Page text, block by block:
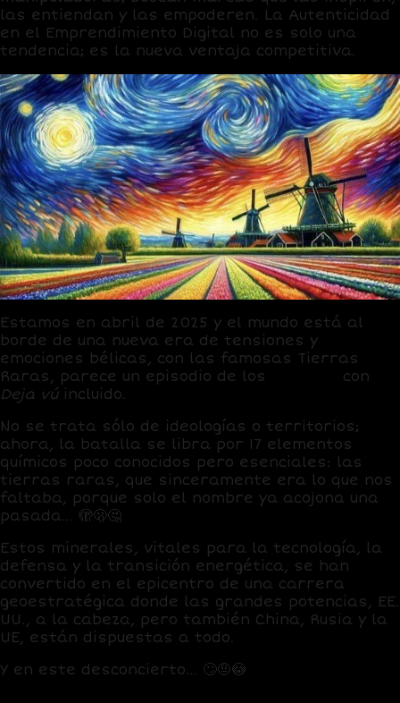
las entiendan y las empoderen. La Autenticidad
en el Emprendimiento Digital no es solo una
tendencia; es la nueva ventaja competitiva.
Estamos en abril de 2025 y el mundo está al
borde de una nueva era de tensiones y
emociones bélicas, con las famosas Tierras
Raras, parece un episodio de los
con
Deja vúincluido.
No se trata sólo de ideologías o territorios;
ahora, la batalla se libra por 17 elementos
químicos poco conocidos pero esenciales: las
tierras raras , que sinceramente era lo que nos
faltaba, porque solo el nombre ya acojona una
pasada… 🫣🫢🤔
Estos minerales, vitales para la tecnología, la
defensa y la transición energética, se han
convertido en el epicentro de una carrera
geoestratégica donde las grandes potencias, EE.
UU., a la cabeza, pero también China, Rusia y la
UE, están dispuestas a todo.
Y en este desconcierto… 🙄🤨😳